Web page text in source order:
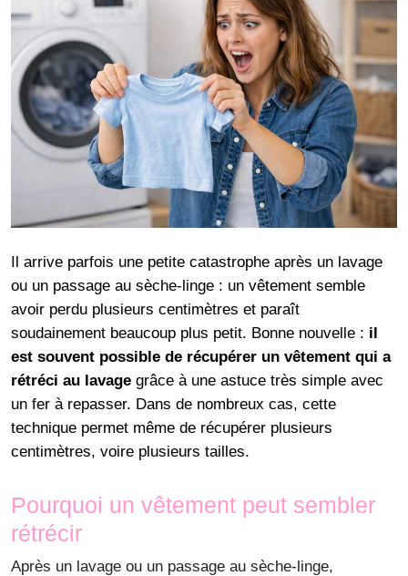
Il arrive parfois une petite catastrophe après un lavage
ou un passage au sèche-linge : un vêtement semble
avoir perdu plusieurs centimètres et paraît
soudainement beaucoup plus petit. Bonne nouvelle : il
est souvent possible de récupérer un vêtement qui a
rétréci au lavage grâce à une astuce très simple avec
un fer à repasser. Dans de nombreux cas, cette
technique permet même de récupérer plusieurs
centimètres, voire plusieurs tailles.
Pourquoi un vêtement peut sembler
rétrécir
Après un lavage ou un passage au sèche-linge,